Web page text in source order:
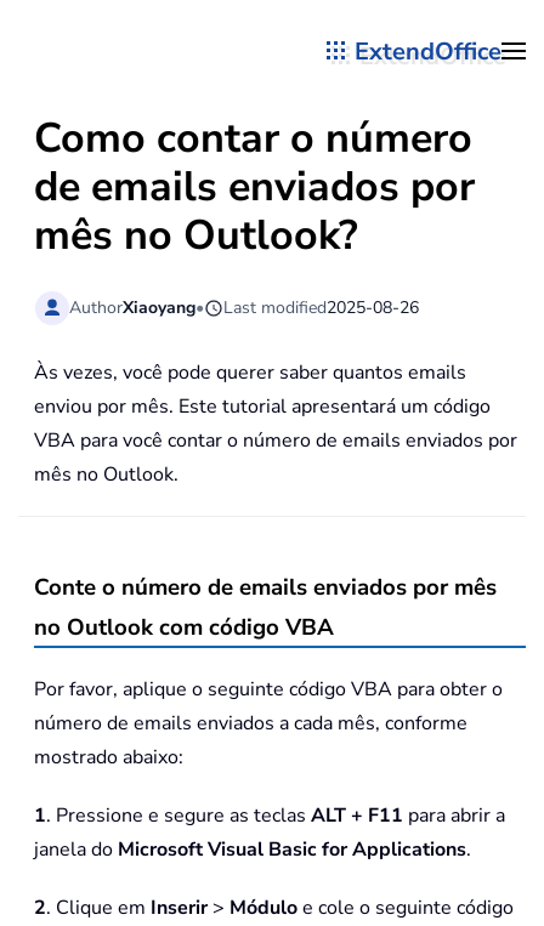
ExtendOffice
Como contar o número
de emails enviados por
mês no Outlook?
AuthorXiaoyang• Last modified2025-08-26
Às vezes, você pode querer saber quantos emails
enviou por mês. Este tutorial apresentará um código
VBA para você contar o número de emails enviados por
mês no Outlook.
Conte o número de emails enviados por mês
no Outlook com código VBA
Por favor, aplique o seguinte código VBA para obter o
número de emails enviados a cada mês, conforme
mostrado abaixo:
1. Pressione e segure as teclas ALT + F11 para abrir a
janela do Microsoft Visual Basic for Applications.
2. Clique em Inserir> Móduloe cole o seguinte código